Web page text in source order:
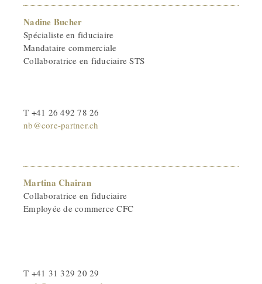
Nadine Bucher
Spécialiste en fiduciaire
Mandataire commerciale
Collaboratrice en fiduciaire STS
T +41 26 492 78 26
nb@core-partner.ch
Martina Chairan
Collaboratrice en fiduciaire
Employée de commerce CFC
T +41 31 329 20 29